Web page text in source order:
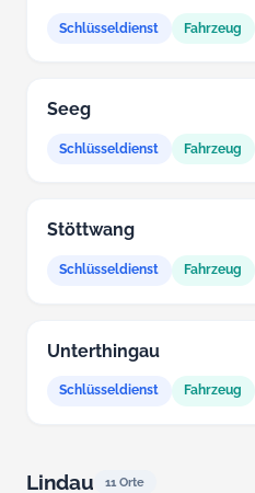
Schlüsseldienst Fahrzeug
Seeg
Schlüsseldienst Fahrzeug
Stöttwang
Schlüsseldienst Fahrzeug
Unterthingau
Schlüsseldienst Fahrzeug
Lindau 11 Orte